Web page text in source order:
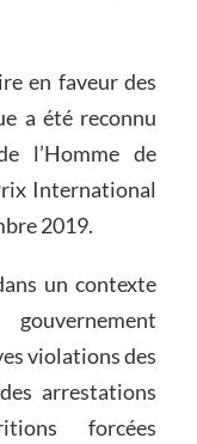
en faveur des
a été reconnu
l’Homme de
International
2019.
un contexte
violations des
arrestations
forcées